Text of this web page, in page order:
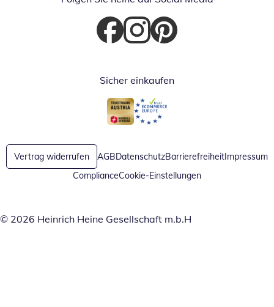
Öffnet in neuem Fenster
Öffnet in neuem Fenster
Öffnet in neuem Fenster
Sicher einkaufen
Öffnet in neuem Fenster
Öffnet in neuem Fenster
Vertrag widerrufen AGBDatenschutzBarrierefreiheitImpressum
ComplianceCookie-Einstellungen
© 2026 Heinrich Heine Gesellschaft m.b.H